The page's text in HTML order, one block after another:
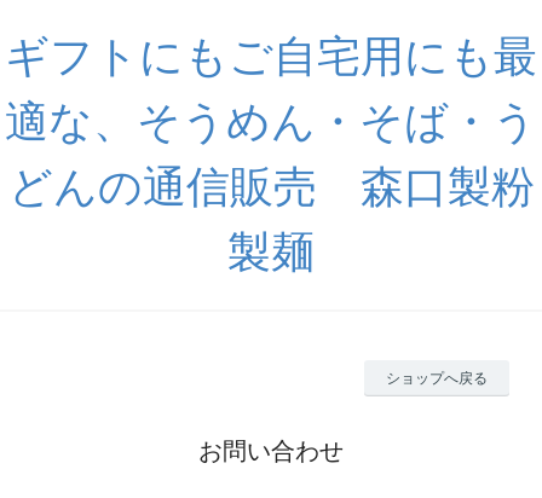
ギフトにもご自宅用にも最
適な、そうめん・そば・う
どんの通信販売 森口製粉
製麺
ショップへ戻る
お問い合わせ